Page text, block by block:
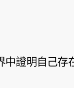
中證明自己存